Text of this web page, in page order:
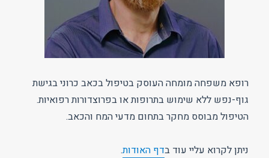
רופא משפחה מומחה העוסק בטיפול בכאב כרוני בגישת
גוף-נפש ללא שימוש בתרופות או בפרוצדורות רפואיות.
הטיפול מבוסס מחקר בתחום מדעי המח והכאב.
ניתן לקרוא עליי עוד בדף האודות.